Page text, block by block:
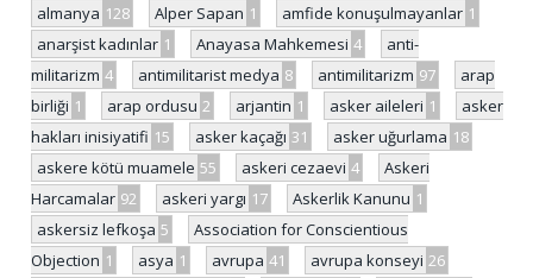
almanya 128 Alper Sapan 1 amfide konuşulmayanlar 1
anarşist kadınlar 1 Anayasa Mahkemesi 4
anti-
militarizm 4 antimilitarist medya 8 antimilitarizm 97
arap
birliği 1 arap ordusu 2 arjantin 1 asker aileleri 1
asker
hakları inisiyatifi 15 asker kaçağı 31 asker uğurlama 18
askere kötü muamele 55 askeri cezaevi 4
Askeri
Harcamalar 92 askeri yargı 17 Askerlik Kanunu 1
askersiz lefkoşa 5
Association for Conscientious
Objection 1 asya 1 avrupa 41 avrupa konseyi 26